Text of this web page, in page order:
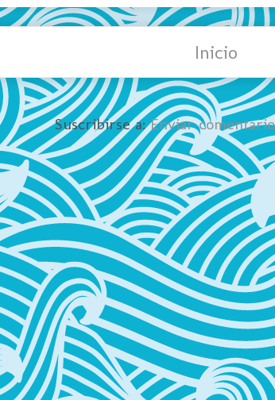
Inicio
Suscribirse a:Enviar